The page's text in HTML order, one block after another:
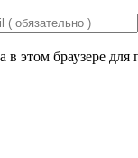
в этом браузере